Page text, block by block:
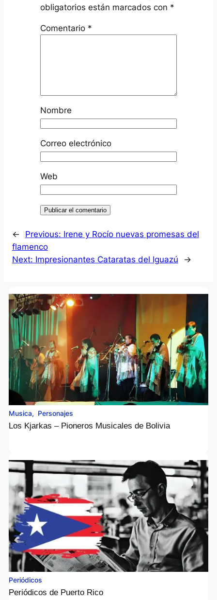
obligatorios están marcados con *
Comentario *
Nombre
Correo electrónico
Web
← Previous: Irene y Rocío nuevas promesas del
flamenco
Next: Impresionantes Cataratas del Iguazú →
Musica, Personajes
Los Kjarkas – Pioneros Musicales de Bolivia
Periódicos
Periódicos de Puerto Rico